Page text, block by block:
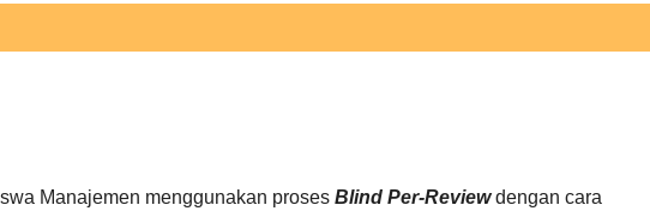
Manajemen menggunakan proses Blind Per-Reviewdengan cara